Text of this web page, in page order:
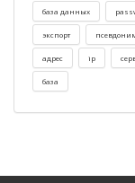
база данных
экспорт
адрес ip
база